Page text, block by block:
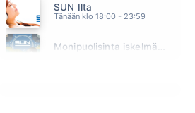
SUN Ilta
Tänään klo 18:00 - 23:59